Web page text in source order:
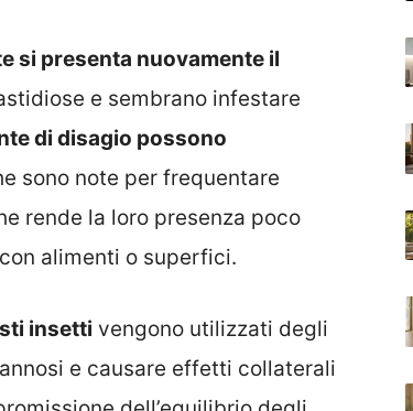
si presenta nuovamente il
e sembrano infestare
di disagio possono
sono note per frequentare
rende la loro presenza poco
alimenti o superfici.
insetti vengono utilizzati degli
e causare effetti collaterali